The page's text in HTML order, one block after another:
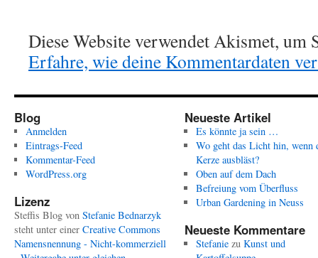
Diese Website verwendet Akismet, um
Erfahre, wie deine Kommentardaten
Blog
Anmelden
Eintrags-Feed
Kommentar-Feed
WordPress.org
Lizenz
Steffis Blog von Stefanie Bednarzyk
steht unter einer Creative Commons
Namensnennung - Nicht-kommerziell
Neueste Artikel
Es könnte ja sein …
Wo geht das Licht hin, wenn
Kerze ausbläst?
Oben auf dem Dach
Befreiung vom Überfluss
Urban Gardening in Neuss
Neueste Kommentare
Stefaniezu Kunst und